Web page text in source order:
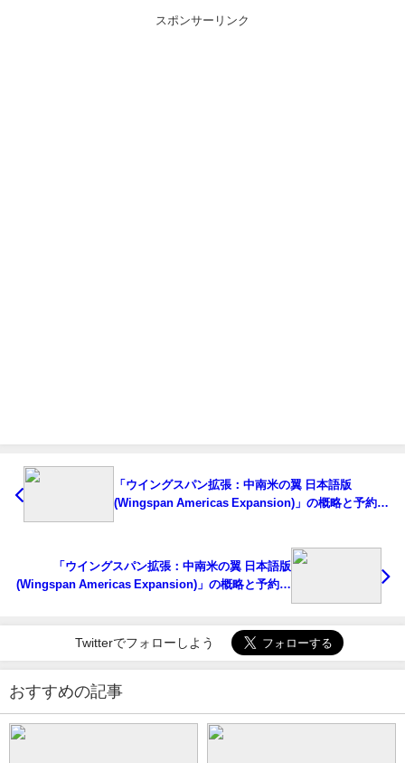
スポンサーリンク
「ウイングスパン拡張：中南米の翼 日本語版
(Wingspan Americas Expansion)」の概略と予約購
「ウイングスパン拡張：中南米の翼 日本語版
(Wingspan Americas Expansion)」の概略と予約購
Twitterでフォローしよう
おすすめの記事